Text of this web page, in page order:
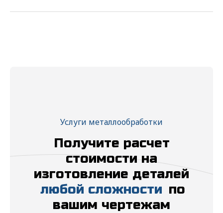
Услуги металлообработки
Получите расчет
стоимости на
изготовление деталей
любой сложности по
вашим чертежам